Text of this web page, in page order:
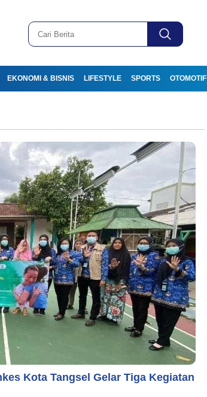
EKONOMI & BISNIS LIFESTYLE SPORTS OTOMOTIF
Kota Tangsel Gelar Tiga Kegiatan